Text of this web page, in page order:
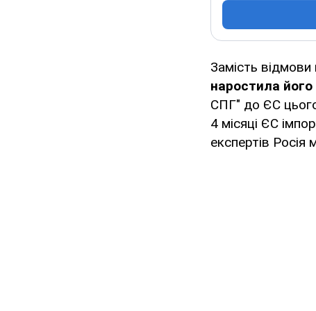
Замість
наростила його
СПГ" до ЄС цього
4 місяці ЄС
експертів